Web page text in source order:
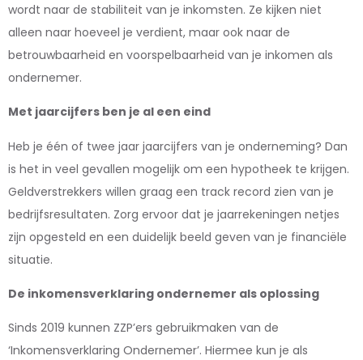
wordt naar de stabiliteit van je inkomsten. Ze kijken niet
alleen naar hoeveel je verdient, maar ook naar de
betrouwbaarheid en voorspelbaarheid van je inkomen als
ondernemer.
Met jaarcijfers ben je al een eind
Heb je één of twee jaar jaarcijfers van je onderneming? Dan
is het in veel gevallen mogelijk om een hypotheek te krijgen.
Geldverstrekkers willen graag een track record zien van je
bedrijfsresultaten. Zorg ervoor dat je jaarrekeningen netjes
zijn opgesteld en een duidelijk beeld geven van je financiële
situatie.
De inkomensverklaring ondernemer als oplossing
Sinds 2019 kunnen ZZP’ers gebruikmaken van de
‘Inkomensverklaring Ondernemer’. Hiermee kun je als